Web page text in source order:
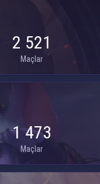
2 521
Maçlar
1 473
Maçlar